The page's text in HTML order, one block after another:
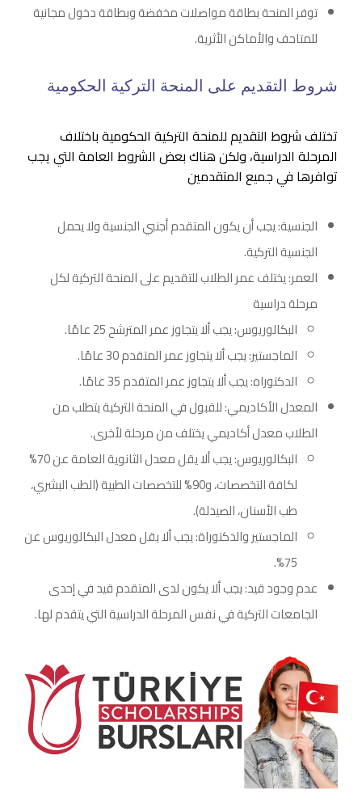
توفر المنحة بطاقة مواصلات مخفضة وبطاقة دخول مجانية
للمتاحف والأماكن الأثرية.
شروط التقديم على المنحة التركية الحكومية
تختلف شروط التقديم للمنحة التركية الحكومية باختلاف
المرحلة الدراسية، ولكن هناك بعض الشروط العامة التي يجب
توافرها في جميع المتقدمين
الجنسية: يجب أن يكون المتقدم أجنبي الجنسية ولا يحمل
الجنسية التركية.
العمر: يختلف عمر الطلاب للتقديم على المنحة التركية لكل
مرحلة دراسية
البكالوريوس: يجب ألا يتجاوز عمر المترشح 25 عامًا.
الماجستير: يجب ألا يتجاوز عمر المتقدم 30 عامًا.
الدكتوراه: يجب ألا يتجاوز عمر المتقدم 35 عامًا.
المعدل الأكاديمي: للقبول في المنحة التركية يتطلب من
الطلاب معدل أكاديمي يختلف من مرحلة لأخرى.
البكالوريوس: يجب ألا يقل معدل الثانوية العامة عن 70%
لكافة التخصصات، و90% للتخصصات الطبية (الطب البشري،
طب الأسنان، الصيدلة).
الماجستير والدكتوراة: يجب ألا يقل معدل البكالوريوس عن
75%.
عدم وجود قيد: يجب ألا يكون لدى المتقدم قيد في إحدى
الجامعات التركية في نفس المرحلة الدراسية التي يتقدم لها.